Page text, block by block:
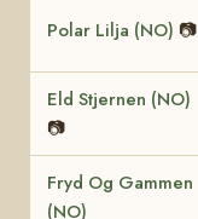
Polar Lilja (NO) 📷
Eld Stjernen (NO)
📷
Fryd Og Gammen
(NO)